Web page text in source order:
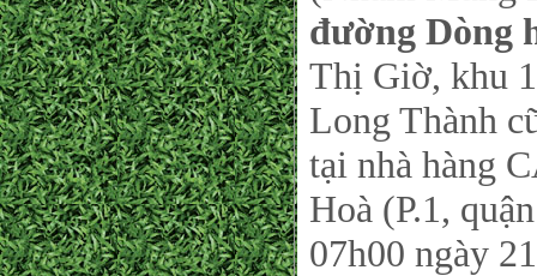
đường Dòng
Thị Giờ, khu
Long Thành
tại nhà hàng
Hoà (P.1,
07h00 ngày